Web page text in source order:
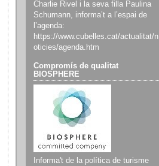
Charlie Rivel i la seva filla Paulina
Schumann, informa’t a l’espai de
l’agenda:
https://www.cubelles.cat/actualitat/n
oticies/agenda.htm
Compromís de qualitat
BIOSPHERE
Informa't de la política de turisme